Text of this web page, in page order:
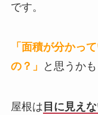
です。
「面積が分かっ
の？」
と思うか
屋根は 目に見え